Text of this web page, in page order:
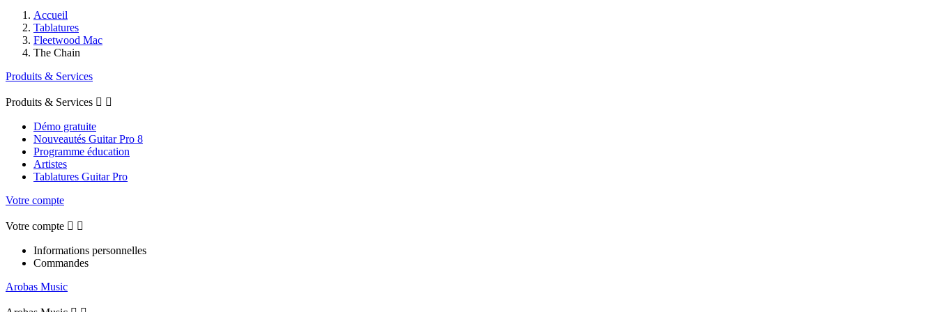
Accueil
Tablatures
Fleetwood Mac
The Chain
Produits & Services
Produits & Services  
Démo gratuite
Nouveautés Guitar Pro 8
Programme éducation
Artistes
Tablatures Guitar Pro
Votre compte
Votre compte  
Informations personnelles
Commandes
Arobas Music